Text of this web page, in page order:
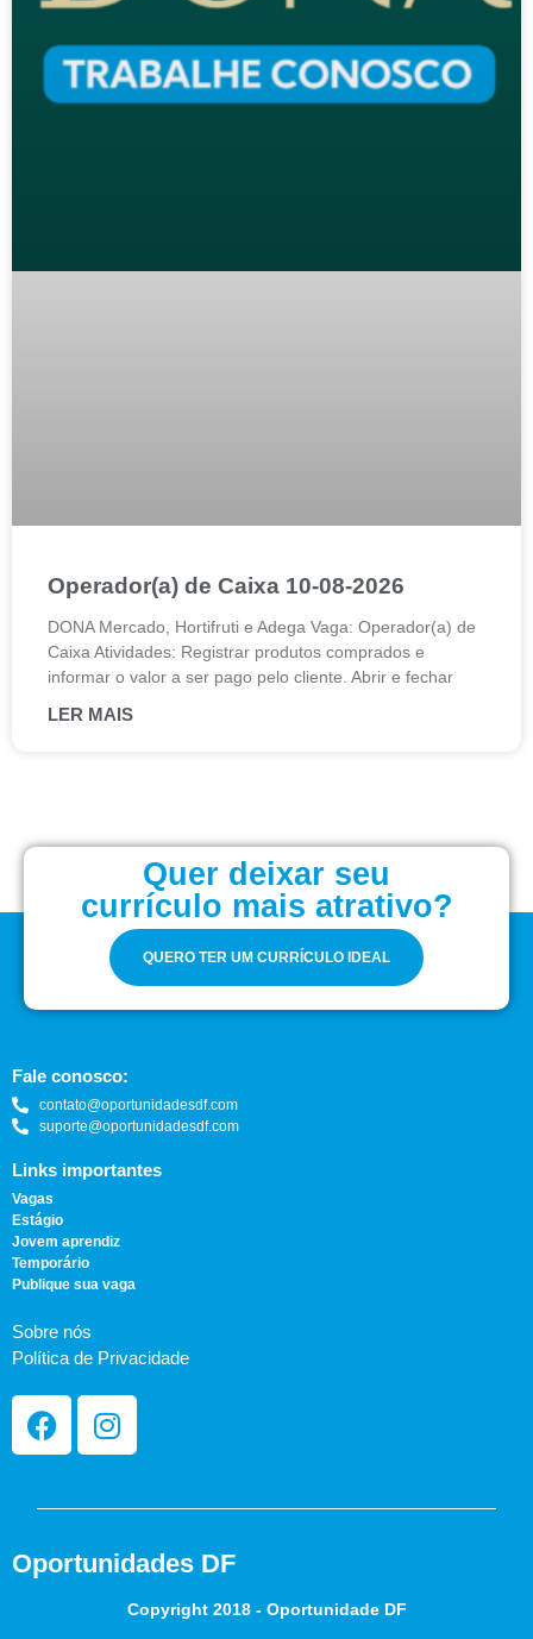
Operador(a) de Caixa 10-08-2026
DONA Mercado, Hortifruti e Adega Vaga: Operador(a) de
Caixa Atividades: Registrar produtos comprados e
informar o valor a ser pago pelo cliente. Abrir e fechar
LER MAIS
Quer deixar seu
currículo mais atrativo?
QUERO TER UM CURRÍCULO IDEAL
Fale conosco:
contato@oportunidadesdf.com
suporte@oportunidadesdf.com
Links importantes
Vagas
Estágio
Jovem aprendiz
Temporário
Publique sua vaga
Sobre nós
Política de Privacidade
Oportunidades DF
Copyright 2018 - Oportunidade DF